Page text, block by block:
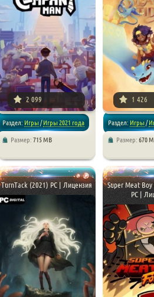
2 099
Раздел: Игры/Игры 2021 года
Размер: 715 MB
1 426
Раздел: Игры/
Размер: 670
TurnTack (2021) PC | Лицензия
Super Meat
PC |